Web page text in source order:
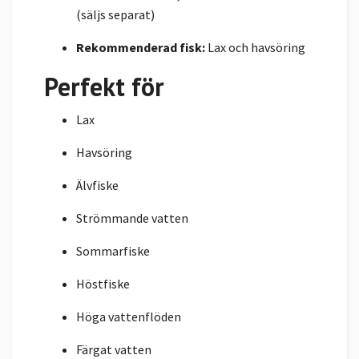
(säljs separat)
Rekommenderad fisk: Lax och havsöring
Perfekt för
Lax
Havsöring
Älvfiske
Strömmande vatten
Sommarfiske
Höstfiske
Höga vattenflöden
Färgat vatten